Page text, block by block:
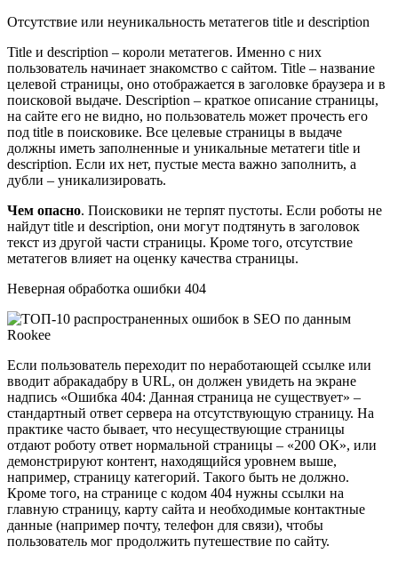
Отсутствие или неуникальность метатегов title и description
Title и description – короли метатегов. Именно с них
пользователь начинает знакомство с сайтом. Title – название
целевой страницы, оно отображается в заголовке браузера и в
поисковой выдаче. Description – краткое описание страницы,
на сайте его не видно, но пользователь может прочесть его
под title в поисковике. Все целевые страницы в выдаче
должны иметь заполненные и уникальные метатеги title и
description. Если их нет, пустые места важно заполнить, а
дубли – уникализировать.
Чем опасно. Поисковики не терпят пустоты. Если роботы не
найдут title и description, они могут подтянуть в заголовок
текст из другой части страницы. Кроме того, отсутствие
метатегов влияет на оценку качества страницы.
Неверная обработка ошибки 404
Если пользователь переходит по неработающей ссылке или
вводит абракадабру в URL, он должен увидеть на экране
надпись «Ошибка 404: Данная страница не существует» –
стандартный ответ сервера на отсутствующую страницу. На
практике часто бывает, что несуществующие страницы
отдают роботу ответ нормальной страницы – «200 ОК», или
демонстрируют контент, находящийся уровнем выше,
например, страницу категорий. Такого быть не должно.
Кроме того, на странице с кодом 404 нужны ссылки на
главную страницу, карту сайта и необходимые контактные
данные (например почту, телефон для связи), чтобы
пользователь мог продолжить путешествие по сайту.